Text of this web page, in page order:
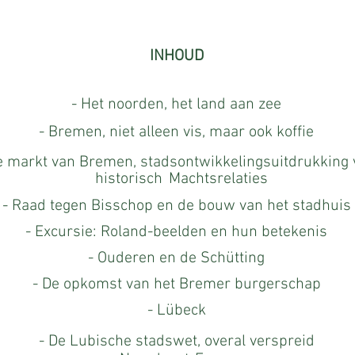
INHOUD
- Het noorden, het land aan zee
- Bremen, niet alleen vis, maar ook koffie
markt van Bremen, stadsontwikkelingsuitdrukking
historisch Machtsrelaties
- Raad tegen Bisschop en de bouw van het stadhuis
- Excursie: Roland-beelden en hun betekenis
- Ouderen en de Schütting
- De opkomst van het Bremer burgerschap
- Lübeck
- De Lubische stadswet, overal verspreid